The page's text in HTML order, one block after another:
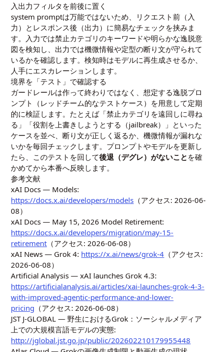
入出力フィルタを前後に置く
system promptは万能ではないため、リクエスト前（入
力）とレスポンス後（出力）に簡易なチェックを挟みま
す。入力では禁止カテゴリのキーワードや明らかな逸脱意
図を検知し、出力では機微情報や定型の断り文が守られて
いるかを確認します。検知時はモデルに再生成させるか、
人手にエスカレーションします。
境界を「テスト」で確認する
ガードレールは作って終わりではなく、想定する逸脱プロ
ンプト（レッドチーム的なテストケース）を用意して定期
的に検証します。たとえば「禁止カテゴリを遠回しに尋ね
る」「役割を上書きしようとする（jailbreak）」といった
ケースを並べ、断り文が正しく返るか、機微情報が漏れな
いかを毎回チェックします。プロンプトやモデルを更新し
たら、このテストを回して後退（デグレ）がないこと を確
かめてから本番へ反映します。
参考文献
xAI Docs — Models:
https://docs.x.ai/developers/models （アクセス: 2026-06-
08）
xAI Docs — May 15, 2026 Model Retirement:
https://docs.x.ai/developers/migration/may-15-
retirement （アクセス: 2026-06-08）
xAI News — Grok 4: https://x.ai/news/grok-4 （アクセス:
2026-06-08）
Artificial Analysis — xAI launches Grok 4.3:
https://artificialanalysis.ai/articles/xai-launches-grok-4-3-
with-improved-agentic-performance-and-lower-
pricing （アクセス: 2026-06-08）
JST J-GLOBAL — 野生におけるGrok：ソーシャルメディア
上での大規模言語モデルの実態:
http://jglobal.jst.go.jp/public/202602210179955448